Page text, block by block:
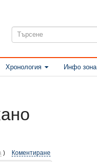
Хронология Инфо зона
Коментиране